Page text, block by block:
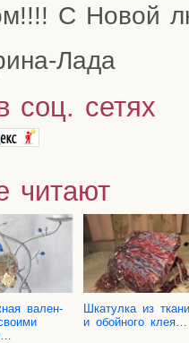
С Новой
Лада
соц. сетях
читают
вален­
Шка­тул­ка из тка­ни
и обой­но­го клея…